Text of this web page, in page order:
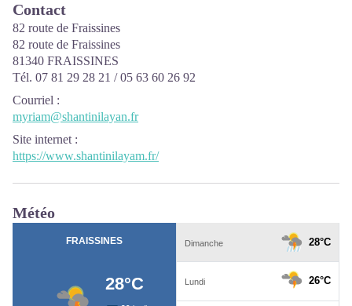
Contact
82 route de Fraissines
82 route de Fraissines
81340 FRAISSINES
Tél. 07 81 29 28 21 / 05 63 60 26 92
Courriel :
myriam@shantinilayan.fr
Site internet :
https://www.shantinilayam.fr/
Météo